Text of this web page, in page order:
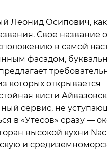
Леонид Осипович,
Свое название
в самой
фасадом,
которых открывается
кисти
сервис, не
в «Утесов» сразу —
высокой кухни
и